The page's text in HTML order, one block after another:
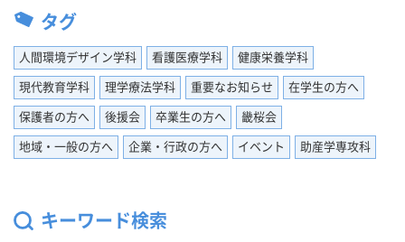
タグ
人間環境デザイン学科 看護医療学科 健康栄養学科
現代教育学科 理学療法学科 重要なお知らせ 在学生の方へ
保護者の方へ 後援会 卒業生の方へ 畿桜会
地域・一般の方へ 企業・行政の方へ イベント 助産学専攻科
キーワード検索